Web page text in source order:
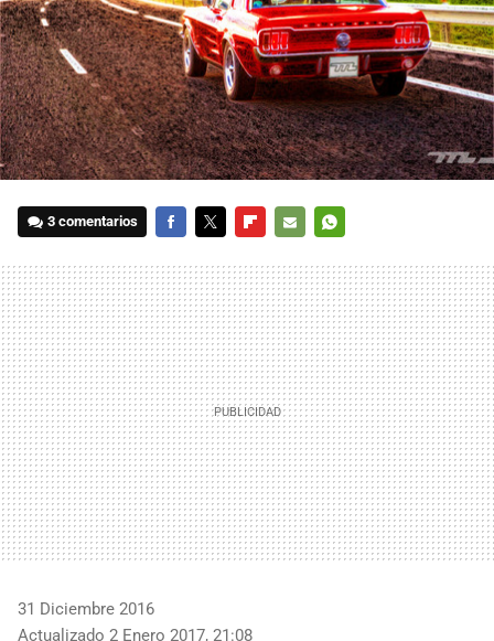
3 comentarios
MAIL
31 Diciembre 2016
Actualizado 2 Enero 2017, 21:08